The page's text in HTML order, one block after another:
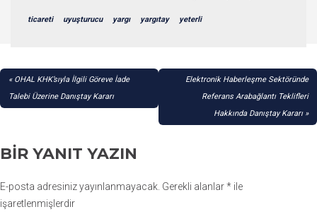
ticareti uyuşturucu yargı yargıtay yeterli
YAZI
GEZINMESI
OHAL KHK’sıyla İlgili Göreve İade
Talebi Üzerine Danıştay Kararı
Elektronik Haberleşme Sektöründe
Referans Arabağlantı Teklifleri
Hakkında Danıştay Kararı
BIR YANIT YAZIN
E-posta adresiniz yayınlanmayacak. Gerekli alanlar* ile
işaretlenmişlerdir